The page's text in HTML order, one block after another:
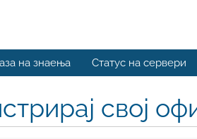
на знаења Статус на сервери
свој